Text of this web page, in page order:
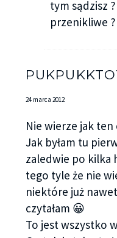
ku wejściu na plażę.
~
nigdy nie
piętrzyły się na
tak wybrałam
chabrowy top w
na milion
rozpuściłam włosy.
koniec stanęło na
kładąc jedynie
błyszczyk.
tym sądzisz
przenikliwe ?
24 marca 2012
Nie wierze jak ten
Jak byłam tu
zaledwie po kilka
tego tyle że nie
niektóre już
czytałam 😀
To jest wszystko